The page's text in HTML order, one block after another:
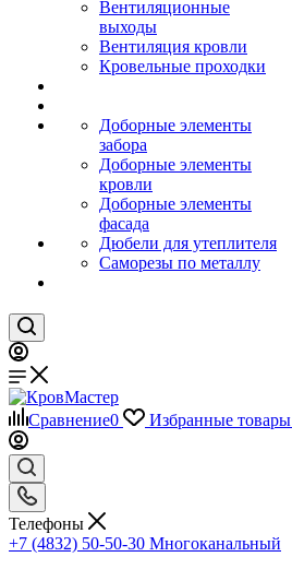
Вентиляционные
выходы
Вентиляция кровли
Кровельные проходки
Доборные элементы
забора
Доборные элементы
кровли
Доборные элементы
фасада
Дюбели для утеплителя
Саморезы по металлу
Сравнение0 Избранные товары
Телефоны
+7 (4832) 50-50-30 Многоканальный